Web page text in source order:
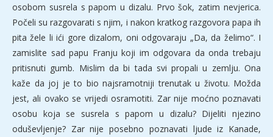
osobom susrela s papom u dizalu. Prvo šok, zatim nevjerica.
Počeli su razgovarati s njim, i nakon kratkog razgovora papa ih
pita žele li ići gore dizalom, oni odgovaraju „Da, da želimo“. I
zamislite sad papu Franju koji im odgovara da onda trebaju
pritisnuti gumb. Mislim da bi tada svi propali u zemlju. Ona
kaže da joj je to bio najsramotniji trenutak u životu. Možda
jest, ali ovako se vrijedi osramotiti. Zar nije moćno poznavati
osobu koja se susrela s papom u dizalu? Dijeliti njezino
oduševljenje? Zar nije posebno poznavati ljude iz Kanade,